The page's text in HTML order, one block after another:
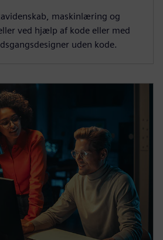
maskinlæring og
ved hjælp af kode eller med
uden kode.